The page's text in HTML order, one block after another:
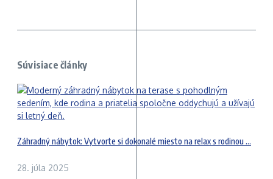
Súvisiace články
Záhradný nábytok: Vytvorte si dokonalé miesto na relax s rodinou ...
28. júla 2025